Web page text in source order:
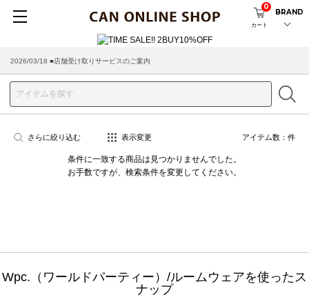
カート
0
BRAND
2026/03/18 ■店舗受け取りサービスのご案内
さらに絞り込む 表示変更 アイテム数： 件
条件に一致する商品は見つかりませんでした。
お手数ですが、検索条件を変更してください。
Wpc.（ワールドパーティー）/ルームウェアを使ったス
ナップ